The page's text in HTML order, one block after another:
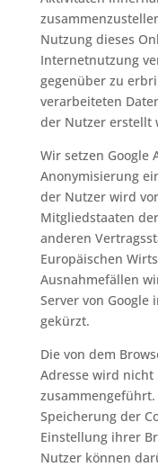
Nutzung dieses
Internetnutzung
gegenüber zu
verarbeiteten
der Nutzer erstellt
Wir setzen Google
Anonymisierung
der Nutzer wird
Mitgliedstaaten
anderen
Europäischen
Ausnahmefällen
Server von
gekürzt.
Die von dem
Adresse wird nicht
Speicherung der
Einstellung ihrer
Nutzer können